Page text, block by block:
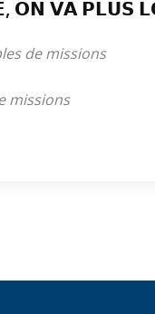
𝗢𝗡 𝗩𝗔 𝗣𝗟𝗨𝗦
de missions
missions